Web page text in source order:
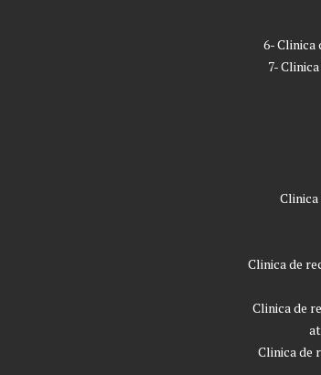
6- Clinica
7-
Clinica de
Clinica de
Clinica de